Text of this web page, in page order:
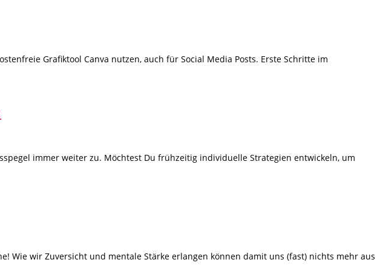
Grafiktool Canva nutzen, auch für Social Media Posts. Erste Schritte im
immer weiter zu. Möchtest Du frühzeitig individuelle Strategien entwickeln, um
Wie wir Zuversicht und mentale Stärke erlangen können damit uns (fast) nichts mehr aus